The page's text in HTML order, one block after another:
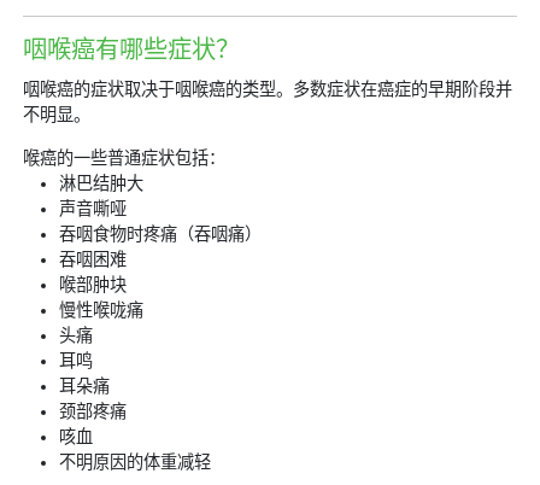
咽喉癌有哪些症状？
咽喉癌的症状取决于咽喉癌的类型。多数症状在癌症的早期阶段并
不明显。
喉癌的一些普通症状包括：
淋巴结肿大
声音嘶哑
吞咽食物时疼痛（吞咽痛）
吞咽困难
喉部肿块
慢性喉咙痛
头痛
耳鸣
耳朵痛
颈部疼痛
咳血
不明原因的体重减轻